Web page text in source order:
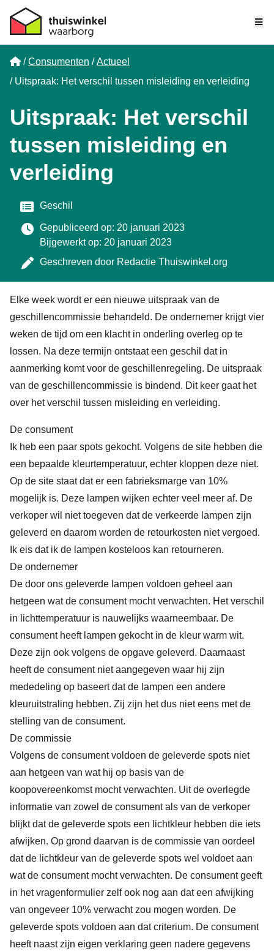
Home
Consumenten
Actueel
Uitspraak: Het verschil tussen misleiding en verleiding
Uitspraak: Het verschil
tussen misleiding en
verleiding
Categorie
Geschil
Gepubliceerd op: 20 januari 2023
Bijgewerkt op: 20 januari 2023
Geschreven door Redactie Thuiswinkel.org
Elke week wordt er een nieuwe uitspraak van de
geschillencommissie behandeld. De ondernemer krijgt vier
weken de tijd om een klacht in onderling overleg op te
lossen. Na deze termijn ontstaat een geschil dat in
aanmerking komt voor de geschillenregeling. De uitspraak
van de geschillencommissie is bindend. Dit keer gaat het
over het verschil tussen misleiding en verleiding.
De consument
Ik heb een paar spots gekocht. Volgens de site hebben die
een bepaalde kleurtemperatuur, echter kloppen deze niet.
Op de site staat dat er een fabrieksmarge van 10%
mogelijk is. Deze lampen wijken echter veel meer af. De
verkoper wil niet toegeven dat de verkeerde lampen zijn
geleverd en daarom worden de retourkosten niet vergoed.
Ik eis dat ik de lampen kosteloos kan retourneren.
De ondernemer
De door ons geleverde lampen voldoen geheel aan
hetgeen wat de consument mocht verwachten. Het verschil
in lichttemperatuur is nauwelijks waarneembaar. De
consument heeft lampen gekocht in de kleur warm wit.
Deze zijn ook volgens de opgave geleverd. Daarnaast
heeft de consument niet aangegeven waar hij zijn
mededeling op baseert dat de lampen een andere
kleuruitstraling hebben. Zij zijn het dus niet eens met de
stelling van de consument.
De commissie
Volgens de consument voldoen de geleverde spots niet
aan hetgeen van wat hij op basis van de
koopovereenkomst mocht verwachten. Uit de overlegde
informatie van zowel de consument als van de verkoper
blijkt dat de geleverde spots een lichtkleur hebben die iets
afwijken. Op grond daarvan is de commissie van oordeel
dat de lichtkleur van de geleverde spots wel voldoet aan
wat de consument mocht verwachten. De consument geeft
in het vragenformulier zelf ook nog aan dat een afwijking
van ongeveer 10% verwacht zou mogen worden. De
geleverde spots voldoen aan dat criterium. De consument
heeft naast zijn eigen verklaring geen nadere gegevens